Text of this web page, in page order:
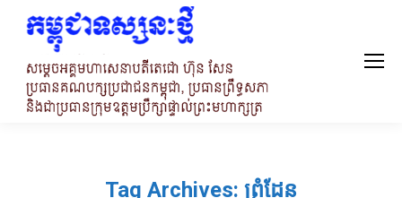
Tag Archives: ព្រំដែន